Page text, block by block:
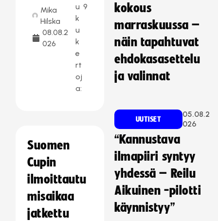
Mika
Hilska
08.08.2
026
u
k
u
k
e
rt
oj
a:
9
Suomen
Cupin
ilmoittautu
misaikaa
jatkettu
kokous
marraskuussa –
näin tapahtuvat
ehdokasasettelu
ja valinnat
UUTISET
05.08.2
026
“Kannustava
ilmapiiri syntyy
yhdessä – Reilu
Aikuinen -pilotti
käynnistyy”